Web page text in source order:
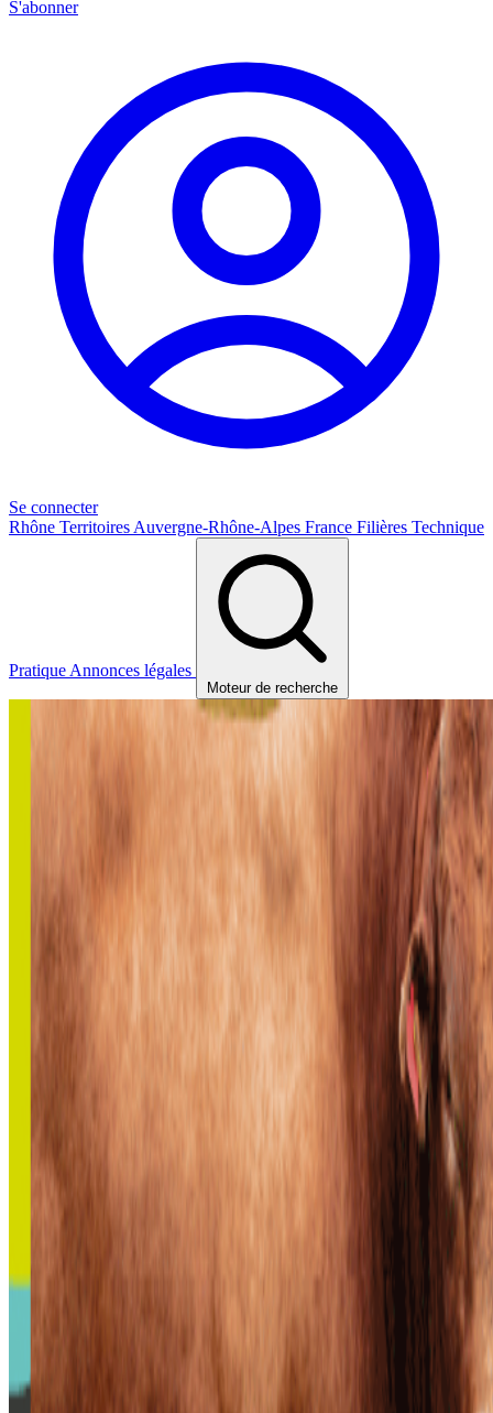
S'abonner
Se connecter
Rhône Territoires Auvergne-Rhône-Alpes France Filières Technique
Pratique Annonces légales
Moteur de recherche